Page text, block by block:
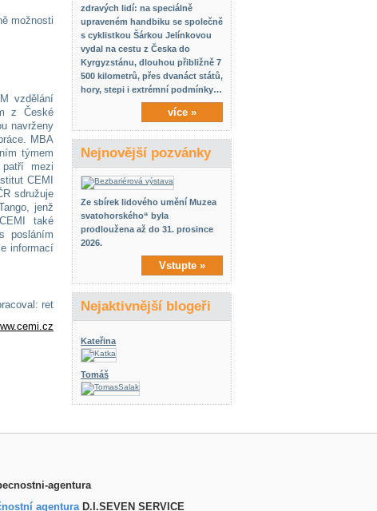
možnosti
vzdělání
z České
navrženy
MBA
týmem
mezi
CEMI
sdružuje
jenž
také
posláním
informací
ret
zdravých lidí: na speciálně
upraveném handbiku se společně
s cyklistkou Šárkou Jelínkovou
vydal na cestu z Česka do
Kyrgyzstánu, dlouhou přibližně 7
500 kilometrů, přes dvanáct států,
hory, stepi i extrémní podmínky…
více »
Nejnovější pozvánky
Ze sbírek lidového umění Muzea
svatohorského“ byla
prodloužena až do 31. prosince
2026.
Vstupte »
Nejaktivnější blogeři
Kateřina
Tomáš
agenturaD.I.SEVEN SERVICE